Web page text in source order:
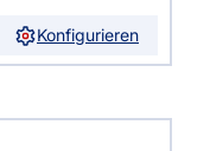
Konfigurieren